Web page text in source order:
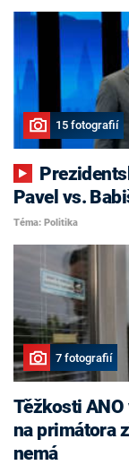
15 fotografií
Pavel vs.
Téma: Politika
7 fotografií
Těžkosti
na primátora
nemá